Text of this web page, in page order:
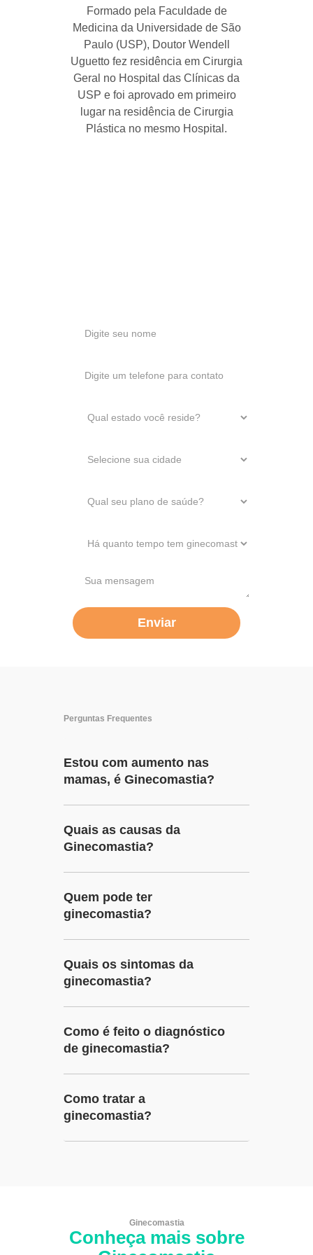
Formado pela Faculdade de
Medicina da Universidade de São
Paulo (USP), Doutor Wendell
Uguetto fez residência em Cirurgia
Geral no Hospital das Clínicas da
USP e foi aprovado em primeiro
lugar na residência de Cirurgia
Plástica no mesmo Hospital.
Enviar
Perguntas Frequentes
Estou com aumento nas
mamas, é Ginecomastia?
Quais as causas da
Ginecomastia?
Quem pode ter
ginecomastia?
Quais os sintomas da
ginecomastia?
Como é feito o diagnóstico
de ginecomastia?
Como tratar a
ginecomastia?
Ginecomastia
Conheça mais sobre